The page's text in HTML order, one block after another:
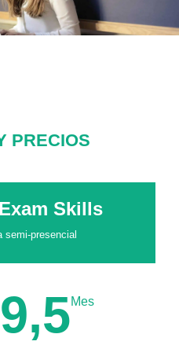
PRECIOS
Skills
semi-presencial
Mes